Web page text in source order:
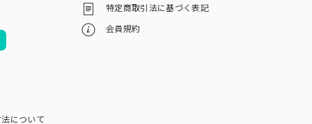
について
特定商取引法に基づく表記
会員規約